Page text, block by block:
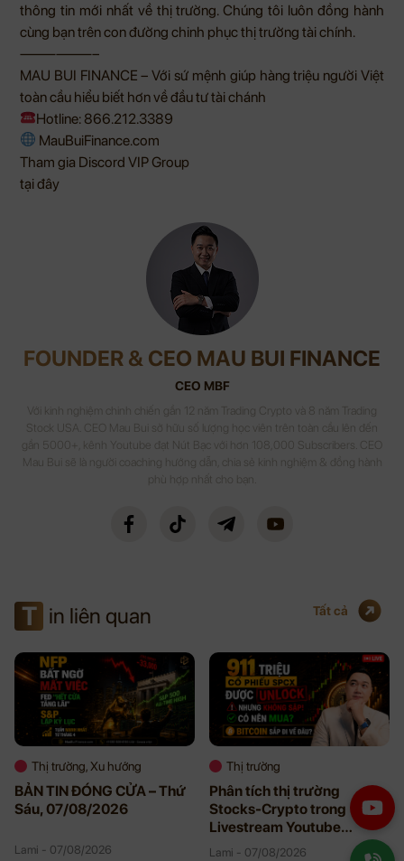
thông tin mới nhất về thị trường. Chúng tôi luôn đồng hành
cùng bạn trên con đường chinh phục thị trường tài chính.
——————–
MAU BUI FINANCE – Với sứ mệnh giúp hàng triệu người Việt
toàn cầu hiểu biết hơn về đầu tư tài chánh
Hotline: 866.212.3389
MauBuiFinance.com
Tham gia Discord VIP Group
tại đây
FOUNDER & CEO MAU BUI FINANCE
CEO MBF
Với kinh nghiệm chinh chiến gần 12 năm Trading Crypto và 8 năm Trading
Stock USA. CEO Mau Bui sở hữu số lượng học viên trên toàn cầu lên đến
gần 5000+, kênh Youtube đạt Nút Bạc với hơn 108,000 Subscribers. CEO
Mau Bui sẽ là người coaching hướng dẫn, chia sẻ kinh nghiệm & đồng hành
phù hợp nhất cho bạn.
T in liên quan Tất cả
Thị trường, Xu hướng
BẢN TIN ĐÓNG CỬA – Thứ
Sáu, 07/08/2026
Lami - 07/08/2026
Thị trường
Phân tích thị trường
Stocks-Crypto trong
Livestream Youtube
08/06/2026
Lami - 07/08/2026